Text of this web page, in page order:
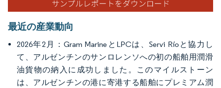
最近の産業動向
2026年2月：Gram MarineとLPCは、Servi Ríoと協力し
て、アルゼンチンのサンロレンソへの初の船舶用潤滑
油貨物の納入に成功しました。このマイルストーン
は、アルゼンチンの港に寄港する船舶にプレミアム潤